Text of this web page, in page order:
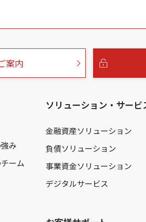
案内
み
ーム
ソリューション・サービ
金融資産ソリューション
負債ソリューション
事業資金ソリューション
デジタルサービス